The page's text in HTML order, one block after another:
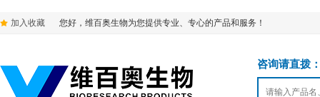
加入收藏 您好，维百奥生物为您提供专业、专心的产品和服务！
咨询请直拨